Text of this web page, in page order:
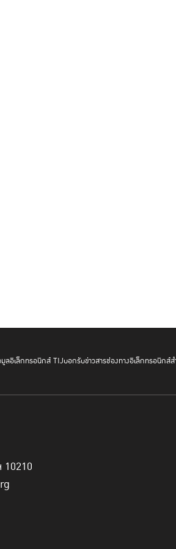
ธานกรรมการ TIJ ย้ำทิ้งท้ายด้วยว่า ถึงเวล
ธรรมให้เป็นโครงสร้างพื้นฐานของชาติ ต้องได้รับ
ลอิเล็กทรอนิกส์ TIJบอกรับข่าวสารช่องทางอิเล็กทรอนิกส์